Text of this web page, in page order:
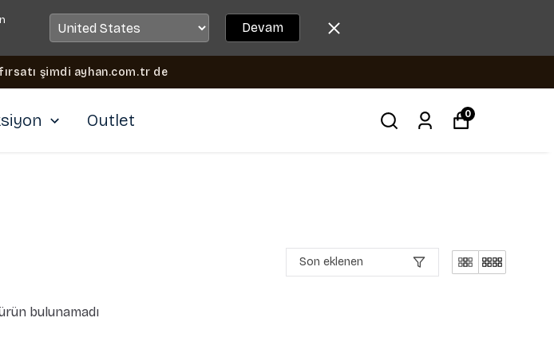
Devam
şimdi ayhan.com.tr de
Outlet 0
Son eklenen
ürün bulunamadı